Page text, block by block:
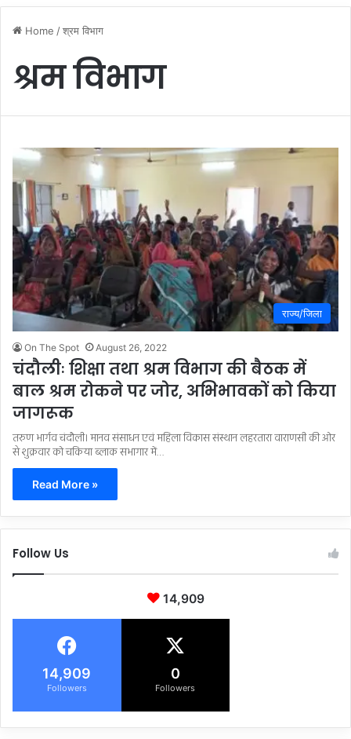
Home /श्रम विभाग
श्रम विभाग
राज्य/जिला
On The Spot August 26, 2022
चंदौलीः शिक्षा तथा श्रम विभाग की बैठक में
बाल श्रम रोकने पर जोर, अभिभावकों को किया
जागरूक
तरुण भार्गव चंदौली। मानव संसाधन एवं महिला विकास संस्थान लहरतारा वाराणसी की ओर
से शुक्रवार को चकिया ब्लाक सभागार में…
Read More »
Follow Us
14,909
14,909
Followers
0
Followers